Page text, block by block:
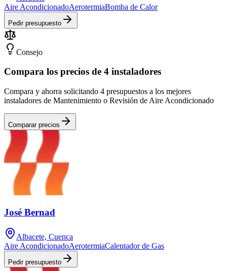
Aire AcondicionadoAerotermiaBomba de Calor
Pedir presupuesto
Consejo
Compara los precios de 4 instaladores
Compara y ahorra solicitando 4 presupuestos a los mejores
instaladores de Mantenimiento o Revisión de Aire Acondicionado
Comparar precios
José Bernad
Albacete, Cuenca
Aire AcondicionadoAerotermiaCalentador de Gas
Pedir presupuesto